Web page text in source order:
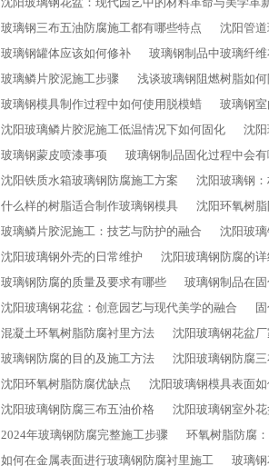
玻璃钢三布五油防腐施工都有哪些特点
沈阳管
玻璃钢罐体应该如何修补
玻璃钢制品中玻璃纤
玻璃鳞片胶泥施工步骤
浅谈玻璃钢阻燃树脂如
玻璃钢模具制作过程中如何使用脱模蜡
玻璃钢
沈阳玻璃鳞片胶泥施工低温情况下如何固化
沈
玻璃钢蒙皮喷漆事项
玻璃钢制品固化过程中会
沈阳铁质水箱玻璃钢防腐施工方案
沈阳玻璃钢
什么样的树脂适合制作玻璃钢模具
沈阳环氧树
玻璃鳞片胶泥施工：技艺与防护的融合
沈阳玻
沈阳玻璃钢外壳的日常维护
沈阳玻璃钢防腐的
玻璃钢防腐的质量及要求有哪些
玻璃钢制品在
沈阳玻璃钢花盆：创意园艺与现代美学的融合
混凝土环氧树脂防腐衬里方法
沈阳玻璃钢花盆厂
玻璃钢防腐的目的及施工方法
沈阳玻璃钢防腐
沈阳环氧树脂防腐优缺点
沈阳玻璃钢模具表面
沈阳玻璃钢防腐三布五油价格
沈阳玻璃钢室外
2024年玻璃钢防腐完整施工步骤
环氧树脂防腐
如何在金属表面进行玻璃钢防腐衬里施工
玻璃